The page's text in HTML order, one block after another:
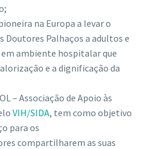
na Europa a levar o
Doutores Palhaços a adultos e
ambiente hospitalar que
e a dignificação da
– Associação de Apoio às
VIH/SIDA, tem como objetivo
para os
compartilharem as suas